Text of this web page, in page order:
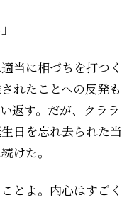
当に相づちを打つく
れたことへの反発も
返す。だが、クララ
日を忘れ去られた当
けた。
とよ。内心はすごく